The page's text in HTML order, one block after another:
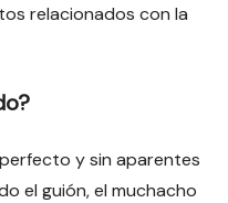
relacionados con la
y sin aparentes
el guión, el muchacho